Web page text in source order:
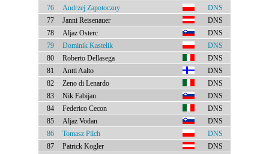
76
Andrzej Zapotoczny
DNS
77
Janni Reisenauer
DNS
78
Aljaz Osterc
DNS
79
Dominik Kastelik
DNS
80
Roberto Dellasega
DNS
81
Antti Aalto
DNS
82
Zeno di Lenardo
DNS
83
Nik Fabijan
DNS
84
Federico Cecon
DNS
85
Aljaz Vodan
DNS
86
Tomasz Pilch
DNS
87
Patrick Kogler
DNS